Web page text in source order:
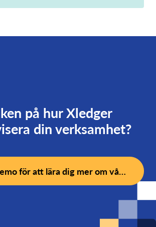
på hur Xledger
din verksamhet?
Boka en demo för att lära dig mer om vårt system